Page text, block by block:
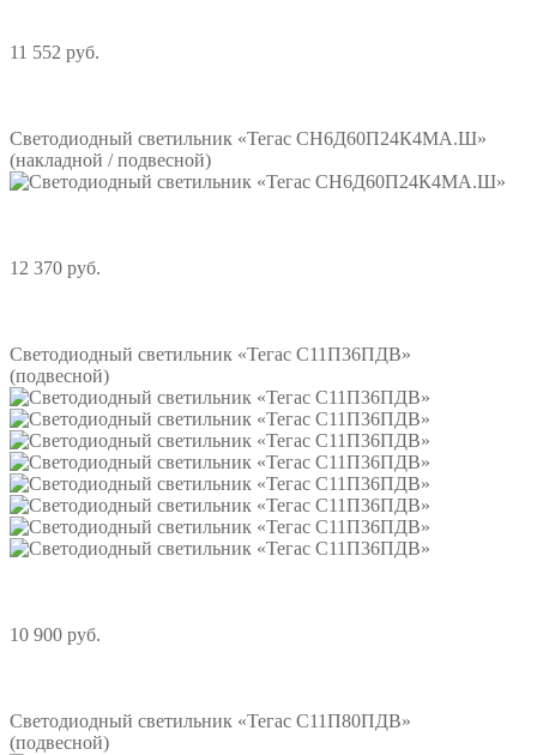
11 552 руб.
Светодиодный светильник «Тегас СН6Д60П24К4МА.Ш»
(накладной / подвесной)
12 370 руб.
Светодиодный светильник «Тегас С11П36ПДВ»
(подвесной)
10 900 руб.
Светодиодный светильник «Тегас С11П80ПДВ»
(подвесной)